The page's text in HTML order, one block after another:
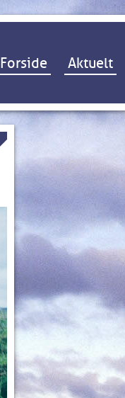
Hop til indhold
Forside Aktuelt